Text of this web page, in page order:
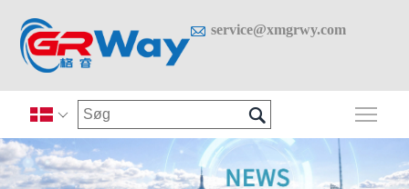
 service@xmgrwy.com
 